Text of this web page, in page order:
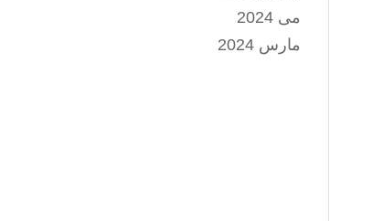
می 2024
مارس 2024